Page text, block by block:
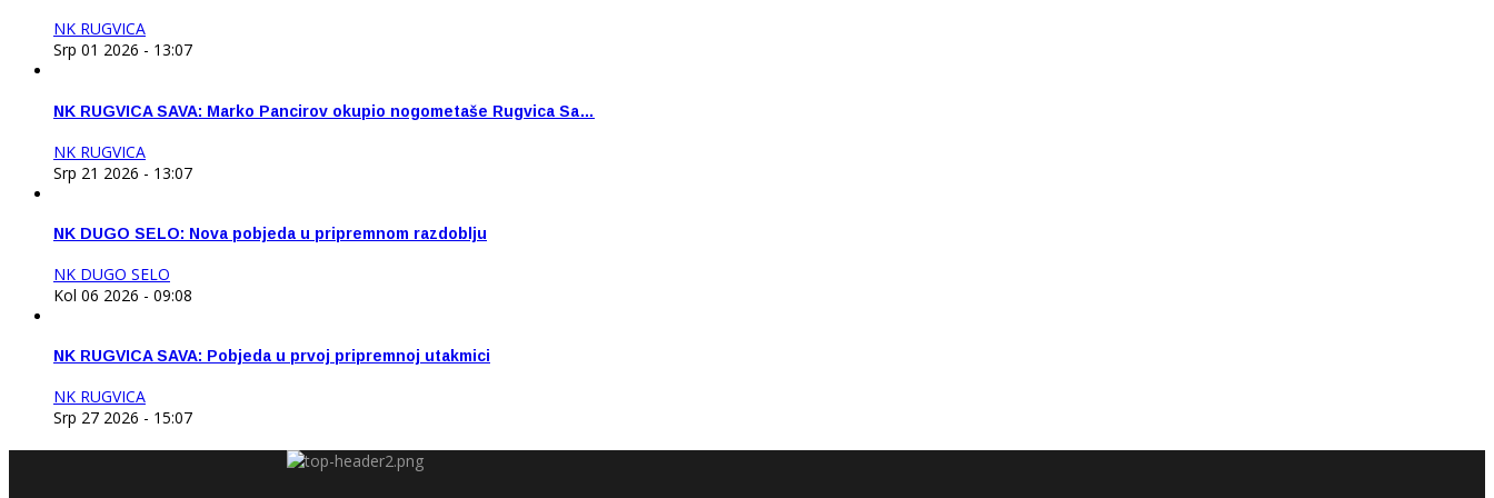
NK RUGVICA
Srp 01 2026 - 13:07
NK RUGVICA SAVA: Marko Pancirov okupio nogometaše Rugvica Sa…
NK RUGVICA
Srp 21 2026 - 13:07
NK DUGO SELO: Nova pobjeda u pripremnom razdoblju
NK DUGO SELO
Kol 06 2026 - 09:08
NK RUGVICA SAVA: Pobjeda u prvoj pripremnoj utakmici
NK RUGVICA
Srp 27 2026 - 15:07